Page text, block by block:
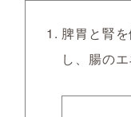
脾胃と腎
し、腸の